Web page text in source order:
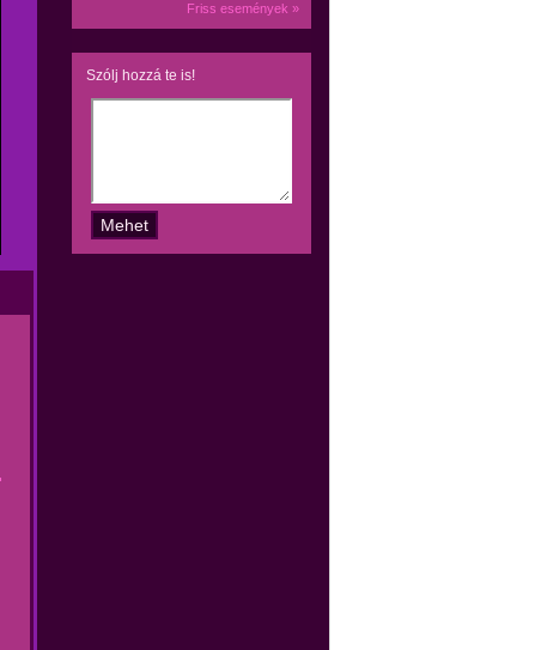
Friss események »
Szólj hozzá te is!